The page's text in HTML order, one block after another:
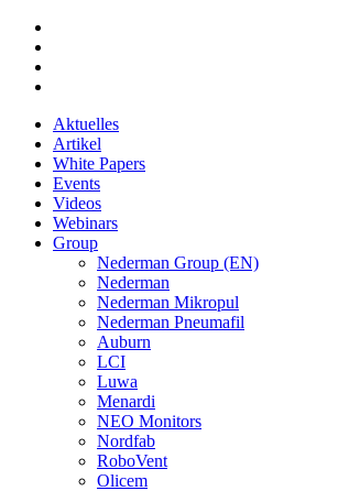
Aktuelles
Artikel
White Papers
Events
Videos
Webinars
Group
Nederman Group (EN)
Nederman
Nederman Mikropul
Nederman Pneumafil
Auburn
LCI
Luwa
Menardi
NEO Monitors
Nordfab
RoboVent
Olicem